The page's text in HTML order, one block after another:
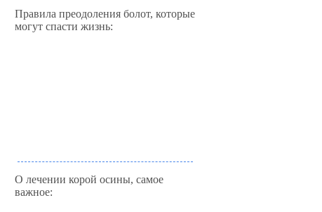
Правила преодоления болот, которые
могут спасти жизнь:
О лечении корой осины, самое
важное: